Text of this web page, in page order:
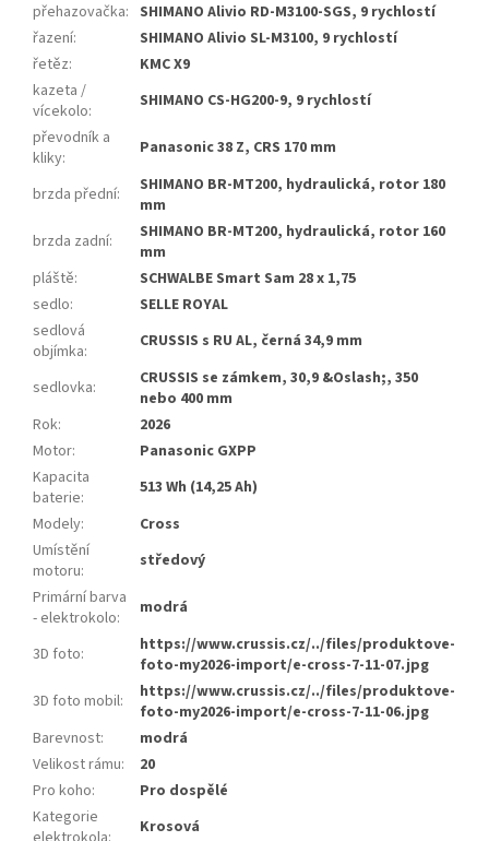
přehazovačka: SHIMANO Alivio RD-M3100-SGS, 9 rychlostí
řazení:
SHIMANO Alivio SL-M3100, 9 rychlostí
řetěz:
KMC X9
kazeta /
vícekolo:
SHIMANO CS-HG200-9, 9 rychlostí
převodník a
kliky: Panasonic 38 Z, CRS 170 mm
brzda přední:
SHIMANO BR-MT200, hydraulická, rotor 180
mm
brzda zadní:
SHIMANO BR-MT200, hydraulická, rotor 160
mm
pláště:
SCHWALBE Smart Sam 28 x 1,75
sedlo:
SELLE ROYAL
sedlová
objímka: CRUSSIS s RU AL, černá 34,9 mm
sedlovka:
CRUSSIS se zámkem, 30,9 &Oslash;, 350
nebo 400 mm
Rok:
2026
Motor:
Panasonic GXPP
Kapacita
baterie:
513 Wh (14,25 Ah)
Modely:
Cross
Umístění
motoru:
středový
Primární barva
- elektrokolo: modrá
3D foto:
https://www.crussis.cz/../files/produktove-
foto-my2026-import/e-cross-7-11-07.jpg
3D foto mobil:
https://www.crussis.cz/../files/produktove-
foto-my2026-import/e-cross-7-11-06.jpg
Barevnost:
modrá
Velikost rámu:
20
Pro koho:
Pro dospělé
Kategorie
Krosová